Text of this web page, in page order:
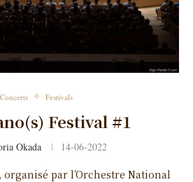
Concerts Festivals
Festival #1
Okada 14-06-2022
par l’Orchestre National